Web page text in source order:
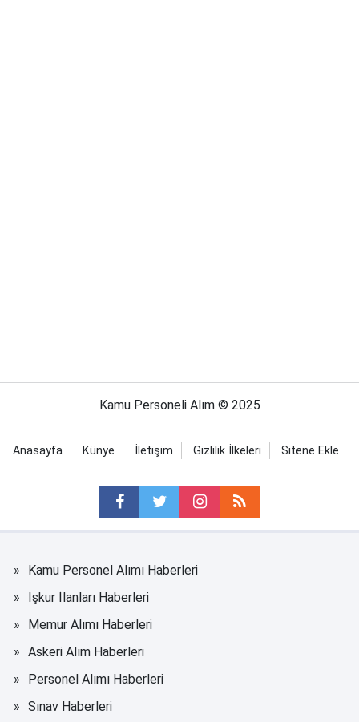
Kamu Personeli Alım © 2025
Anasayfa Künye İletişim Gizlilik İlkeleri Sitene Ekle
Kamu Personel Alımı Haberleri
İşkur İlanları Haberleri
Memur Alımı Haberleri
Askeri Alım Haberleri
Personel Alımı Haberleri
Sınav Haberleri